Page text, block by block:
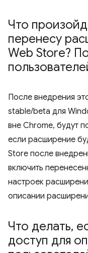
Что
перенесу
Web Store?
После внедрения
stable/beta для
вне Chrome, будут
если расширение
Store после
включить
настроек
описании
Что делать,
доступ для